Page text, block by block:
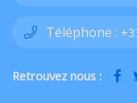
Téléphone :
Retrouvez nous :